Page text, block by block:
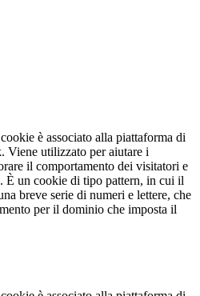
è associato alla piattaforma di
Viene utilizzato per aiutare i
il comportamento dei visitatori e
È un cookie di tipo pattern, in cui il
breve serie di numeri e lettere, che
per il dominio che imposta il